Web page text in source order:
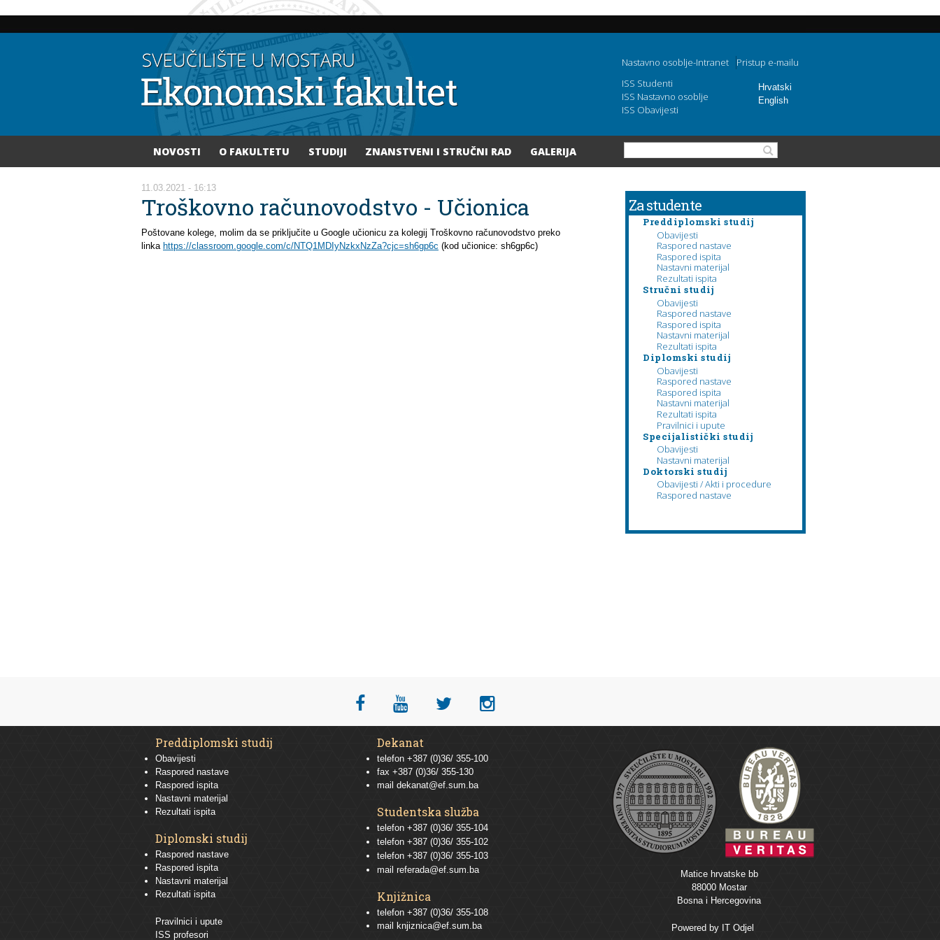
glavni
Hrvatski
English
Nastavno osoblje-Intranet
Pristup e-mailu
ISS Studenti
ISS Nastavno osoblje
ISS Obavijesti
NOVOSTI O FAKULTETU STUDIJI ZNANSTVENI I STRUČNI RAD GALERIJA Obrazac pretraživanja
Vi ste ovdje
11.03.2021 - 16:13
Troškovno računovodstvo - Učionica
Poštovane kolege, molim da se priključite u Google učionicu za kolegij Troškovno računovodstvo preko
linka https://classroom.google.com/c/NTQ1MDIyNzkxNzZa?cjc=sh6gp6c (kod učionice: sh6gp6c)
Za studente
Preddiplomski studij
Obavijesti
Raspored nastave
Raspored ispita
Nastavni materijal
Rezultati ispita
Stručni studij
Obavijesti
Raspored nastave
Raspored ispita
Nastavni materijal
Rezultati ispita
Diplomski studij
Obavijesti
Raspored nastave
Raspored ispita
Nastavni materijal
Rezultati ispita
Pravilnici i upute
Specijalistički studij
Obavijesti
Nastavni materijal
Doktorski studij
Obavijesti / Akti i procedure
Raspored nastave
Preddiplomski studij
Obavijesti
Raspored nastave
Raspored ispita
Nastavni materijal
Rezultati ispita
Diplomski studij
Raspored nastave
Raspored ispita
Nastavni materijal
Rezultati ispita
Pravilnici i upute
ISS profesori
Dekanat
telefon +387 (0)36/ 355-100
fax +387 (0)36/ 355-130
mail dekanat@ef.sum.ba
Studentska služba
telefon +387 (0)36/ 355-104
telefon +387 (0)36/ 355-102
telefon +387 (0)36/ 355-103
mail referada@ef.sum.ba
Knjižnica
telefon +387 (0)36/ 355-108
mail
knjiznica@ef.sum.ba
Matice hrvatske bb
88000 Mostar
Bosna i Hercegovina
Powered by IT Odjel